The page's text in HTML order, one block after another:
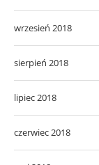
wrzesień 2018
sierpień 2018
lipiec 2018
czerwiec 2018